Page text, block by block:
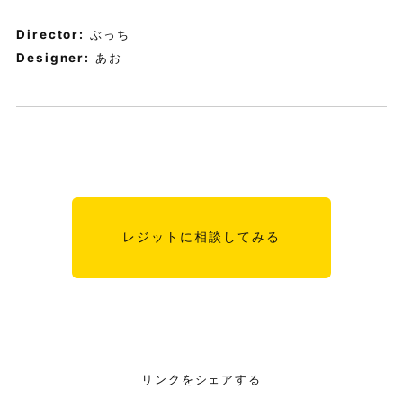
Director:
ぶっち
Designer:
あお
レジットに相談してみる
リンクをシェアする